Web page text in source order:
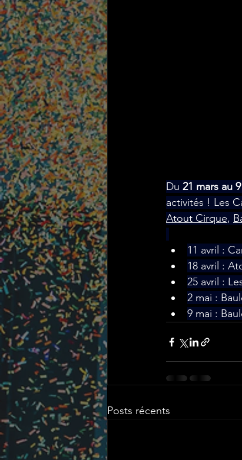
Du 21 mars au
activités ! Les
Atout Cirque,
11 avril :
18 avril :
25 avril :
2 mai :
9 mai :
Posts récents